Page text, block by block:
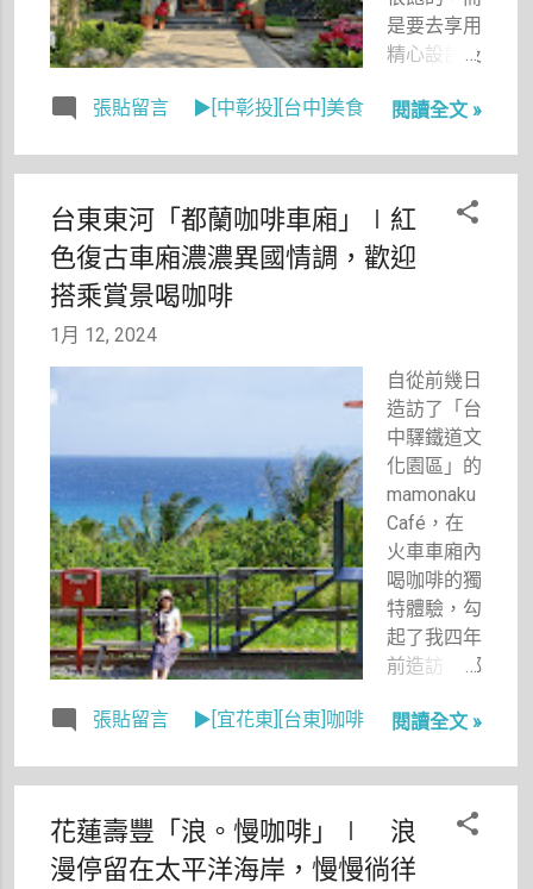
是要去享用
精心設計及
美味。 從
「說故事的
還沒寫，因
為已忘
到這個月的
「中山招待
所」，感謝
粉紅姊妹陪
我一起完成
11月及1月
的美食夢
想。選擇中
山招待所理
由很簡單，
因為耳聞大
名已久，且
有供應蔬食
仙女就可以
大快朵頤
啦！
張貼留言 ▶[中彰投][台中]美食 閱讀全文 »
台東東河「都蘭咖啡車廂」∣紅
色復古車廂濃濃異國情調，歡迎
搭乘賞景喝咖啡
1月 12, 2024
自從前幾日
造訪了「台
中驛鐵道文
化園區」的
mamonaku
Café，在
火車車廂內
喝咖啡的獨
特體驗，勾
起了我四年
前造訪「都
廂」的回
出照片，想
與大家分享
一番。 與
嚴師厲友同
張貼留言 ▶[宜花東][台東]咖啡 閱讀全文 »
花蓮壽豐「浪。慢咖啡」∣ 浪
漫停留在太平洋海岸，慢慢徜徉